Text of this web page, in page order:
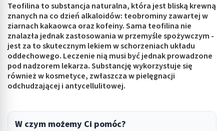
Teofilina to substancja naturalna, która jest bliską krewną
znanych na co dzień alkaloidów: teobrominy zawartej w
ziarnach kakaowca oraz kofeiny. Sama teofilina nie
znalazła jednak zastosowania w przemyśle spożywczym -
jest za to skutecznym lekiem w schorzeniach układu
oddechowego. Leczenie nią musi być jednak prowadzone
pod nadzorem lekarza. Substancję wykorzystuje się
również w kosmetyce, zwłaszcza w pielęgnacji
odchudzającej i antycellulitowej.
W czym możemy Ci pomóc?